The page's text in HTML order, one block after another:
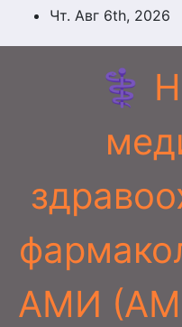
ПерейтиЧт. Авг 6th, 2026
⚕️
АМИ